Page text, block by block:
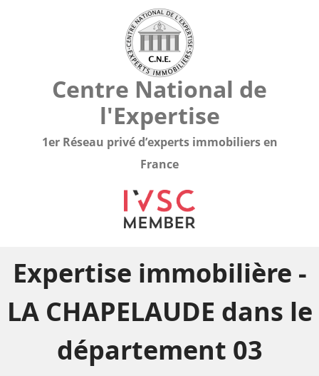
Centre National de
l'Expertise
1er Réseau privé d’experts immobiliers en
France
Expertise immobilière -
LA CHAPELAUDE dans le
département 03